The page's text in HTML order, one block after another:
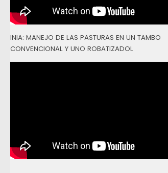
INIA: MANEJO DE LAS PASTURAS EN UN TAMBO
CONVENCIONAL Y UNO ROBATIZADOL